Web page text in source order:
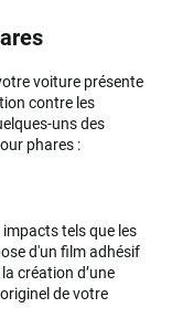
voiture présente
contre les
uns des
phares :
tels que les
d'un film adhésif
création d’une
de votre